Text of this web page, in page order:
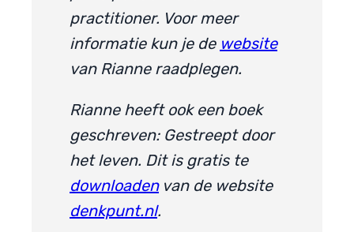
practitioner. Voor meer
informatie kun je de website
van Rianne raadplegen.
Rianne heeft ook een boek
geschreven: Gestreept door
het leven. Dit is gratis te
downloadenvan de website
denkpunt.nl.